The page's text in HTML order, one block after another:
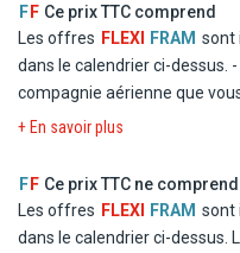
En supplément :
- Garde
F F Ce prix TTC comprend
Les offres FLEXI FRAM sont
dans le calendrier ci-dessus.
compagnie aérienne que
- Logement à l'hôtel
- La formule Tout inclus
- Les taxes d'aéroport et de
- Le transfert
+ En savoir plus
F F Ce prix TTC ne
Les offres FLEXI FRAM sont
dans le calendrier ci-dessus.